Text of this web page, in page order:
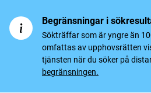
Begränsningar i
Sökträffar som är yngre än
omfattas av upphovsrätten
tjänsten när du söker på
begränsningen.